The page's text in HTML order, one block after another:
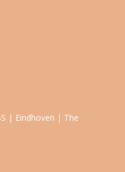
| Eindhoven | The